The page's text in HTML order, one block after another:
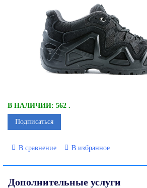
В НАЛИЧИИ: 562 .
Подписаться
В сравнение В избранное
Дополнительные услуги